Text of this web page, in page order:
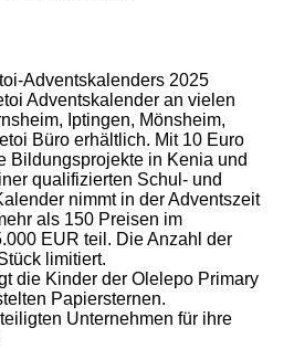
Adventskalenders 2025
Adventskalender an vielen
Iptingen, Mönsheim,
Büro erhältlich. Mit 10 Euro
Bildungsprojekte in Kenia und
qualifizierten Schul- und
nimmt in der Adventszeit
als 150 Preisen im
EUR teil. Die Anzahl der
limitiert.
die Kinder der Olelepo Primary
Papiersternen.
Unternehmen für ihre